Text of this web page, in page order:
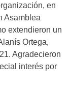
en
Asamblea
extendieron un
Ortega,
Agradecieron
interés por